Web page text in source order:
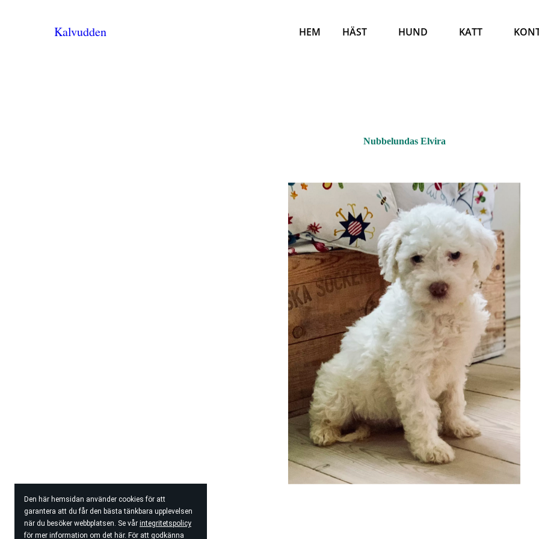
Den här hemsidan använder cookies för att
garantera att du får den bästa tänkbara upplevelsen
när du besöker webbplatsen. Se vår integritetspolicy
för mer information om det här. För att godkänna
Kalvudden HEM HÄST HUND KATT
Nubbelundas Elvira